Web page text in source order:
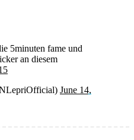
5minuten fame und
an diesem
June 14,